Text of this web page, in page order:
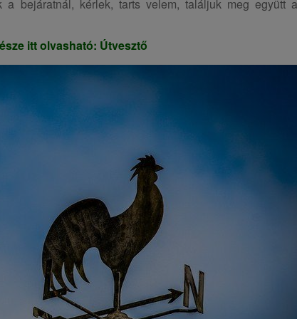
a bejáratnál, kérlek, tarts velem, találjuk meg együtt a
itt olvasható: Útvesztő